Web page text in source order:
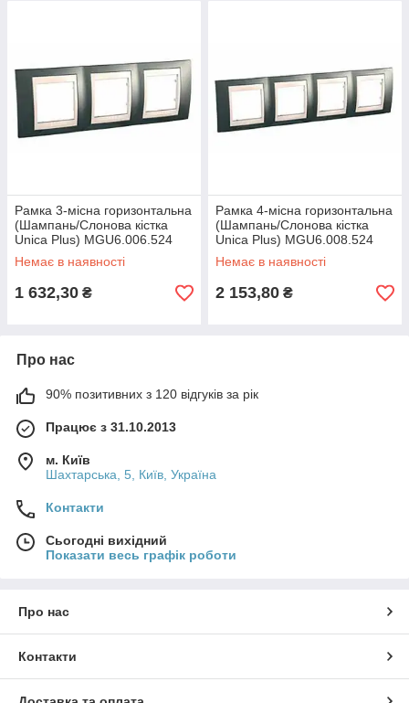
Рамка 3-місна горизонтальна
(Шампань/Слонова кістка
Unica Plus) MGU6.006.524
Немає в наявності
1 632,30 ₴
Рамка 4-місна горизонтальна
(Шампань/Слонова кістка
Unica Plus) MGU6.008.524
Немає в наявності
2 153,80 ₴
Про нас
90% позитивних з 120 відгуків за рік
Працює з 31.10.2013
м. Київ
Шахтарська, 5, Київ, Україна
Контакти
Сьогодні вихідний
Показати весь графік роботи
Про нас
Контакти